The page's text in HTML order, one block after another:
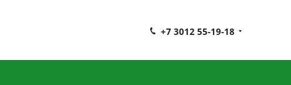
+7 3012 55-19-18